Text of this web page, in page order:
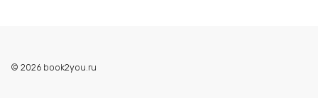
© 2026 book2you.ru